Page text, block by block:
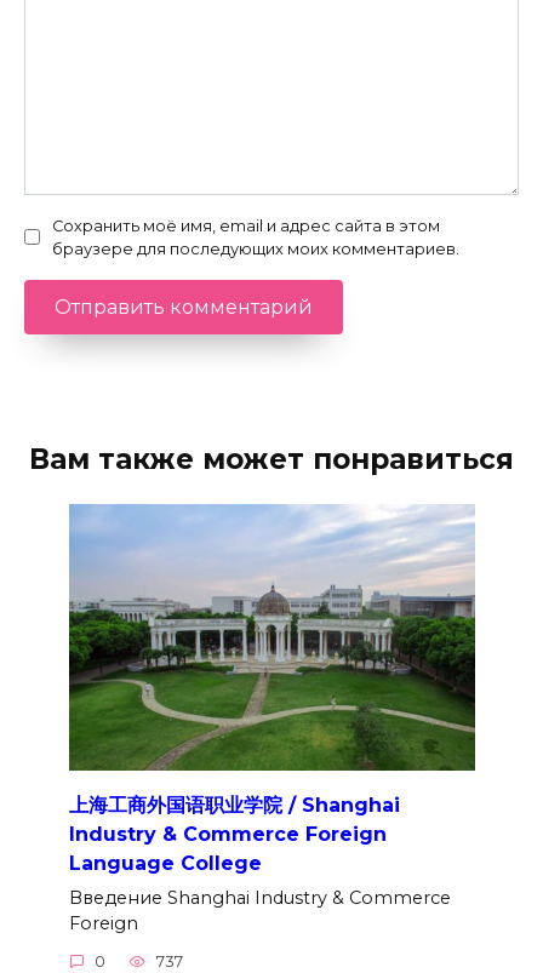
Сохранить моё имя, email и адрес сайта в этом
браузере для последующих моих комментариев.
Вам также может понравиться
上海工商外国语职业学院 / Shanghai
Industry & Commerce Foreign
Language College
Введение Shanghai Industry & Commerce
Foreign
0 737